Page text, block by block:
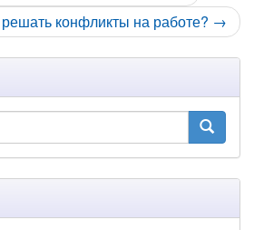
решать конфликты на работе? →